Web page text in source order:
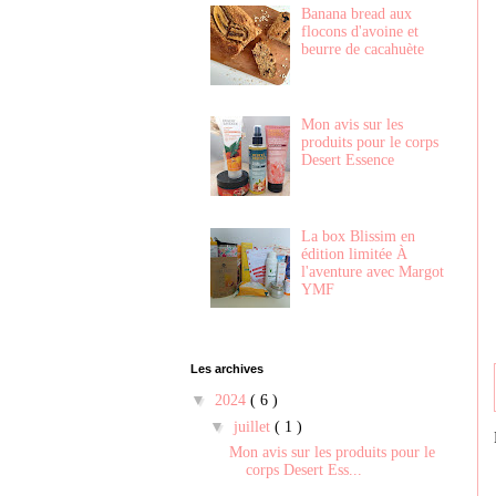
Banana bread aux
flocons d'avoine et
beurre de cacahuète
Mon avis sur les
produits pour le corps
Desert Essence
La box Blissim en
édition limitée À
l'aventure avec Margot
YMF
Les archives
▼ 2024 ( 6 )
▼ juillet ( 1 )
Mon avis sur les produits pour le
corps Desert Ess...